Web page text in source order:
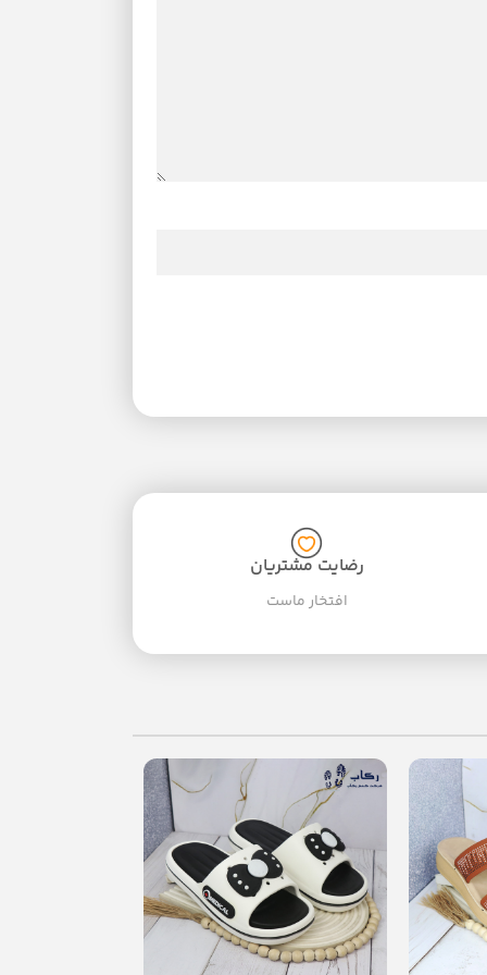
رضایت مشتریان
افتخار ماست